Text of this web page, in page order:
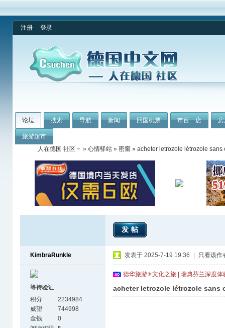
注册 登录
论坛 搜索 导航 新闻 回国机票 市百一店
旅游超市
人在德国 社区
» 心情驿站 » 密窗 » acheter letrozole létrozole sans
发帖
KimbraRunkle
等待验证
积分
2234984
威望
744998
金钱
0
发表于 2025-7-19 19:36 只看该作
德华旅游✳文化之旅 | 瑞典芬兰深度
acheter letrozole létrozole sans